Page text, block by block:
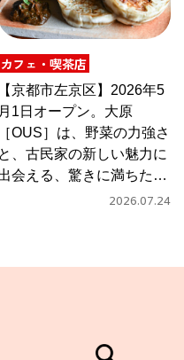
カフェ・喫茶店
【京都市左京区】2026年5
月1日オープン。大原
［OUS］は、野菜の力強さ
と、古民家の新しい魅力に
会える、驚きに満ちたカ
2026.07.24